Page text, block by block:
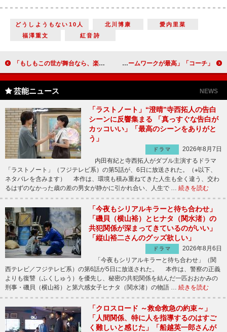
どうしようもない10⼈ 北川博康
愛内⾥菜
福澤重⽂
紅⾳詩
「もしもこの世が舞台なら、楽屋はどこにあるのだろう」「小栗旬の『蜷川です』で大爆笑」「トニー（市原隼人）に真の役者魂を見て胸が熱くなった」 「コーチ」「向井チルドレンのチームワークが最高」「唐沢さんの配役が最高に効いている」
芸能ニュース NEWS
「ラストノート」“澄晴”寺西拓人の告白
シーンに反響集まる 「真っすぐな告白が
カッコいい」「最高のシーンをありがと
う」
ドラマ
2026年8月7日
内田有紀と寺西拓人がダブル主演するドラマ
「ラストノート」（フジテレビ系）の第5話が、6日に放送された。（※以下、
ネタバレを含みます） 本作は、環境も積み重ねてきた人生も全く違う、交わ
るはずのなかった歳の差の男女が静かに引かれ合い、人生で … 続きを読む
「今夜もシリアルキラーと待ち合わせ」
「磯貝（横山裕）とヒナタ（関水渚）の
共犯関係が深まってきているのがいい」
「縦山裕二さんのグッズ欲しい」
ドラマ
2026年8月6日
「今夜もシリアルキラーと待ち合わせ」（関
西テレビ／フジテレビ系）の第6話が5日に放送された。 本作は、警察の正義
よりも復讐（ふくしゅう）を優先し、秘密の共犯関係を結んだ一匹おおかみの
刑事・磯貝（横山裕）と第六感女子ヒナタ（関水渚）の物語 … 続きを読む
「クロスロード ～救命救急の約束～」
「人間関係、特に人を指導するのはすご
く難しいと感じた」「船越英一郎さんが